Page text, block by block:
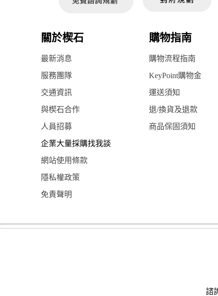
關於楔石 購物指南
最新消息 購物流程指南
服務團隊 KeyPoint購物金
交通資訊 運送須知
與楔石合作 退/換貨及退款
人員招募 商品保固須知
企業大量採購找我談
網站使用條款
隱私權政策
免責聲明
諮